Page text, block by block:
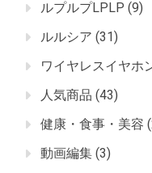
ルプルプLPLP (9)
ルルシア (31)
ワイヤレスイヤホ
人気商品 (43)
健康・食事・美容
動画編集 (3)